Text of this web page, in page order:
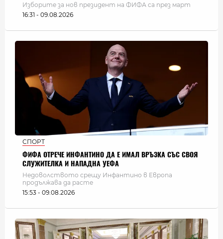
Изборите за нов президент на ФИФА са през март
16:31 - 09.08.2026
СПОРТ
ФИФА ОТРЕЧЕ ИНФАНТИНО ДА Е ИМАЛ ВРЪЗКА СЪС СВОЯ
СЛУЖИТЕЛКА И НАПАДНА УЕФА
Недоволството срещу Инфантино в Европа
продължава да расте
15:53 - 09.08.2026